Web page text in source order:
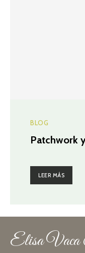
BLOG
Patchwork
LEER MÁS
Elisa